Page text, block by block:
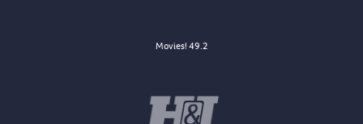
Movies! 49.2